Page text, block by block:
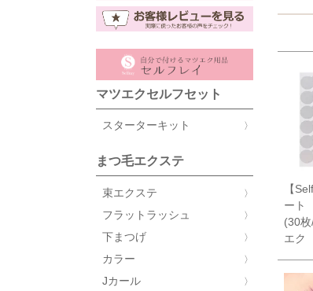
マツエクセルフセット
スターターキット
まつ毛エクステ
束エクステ
フラットラッシュ
下まつげ
カラー
Jカール
【
ート
(30
エク